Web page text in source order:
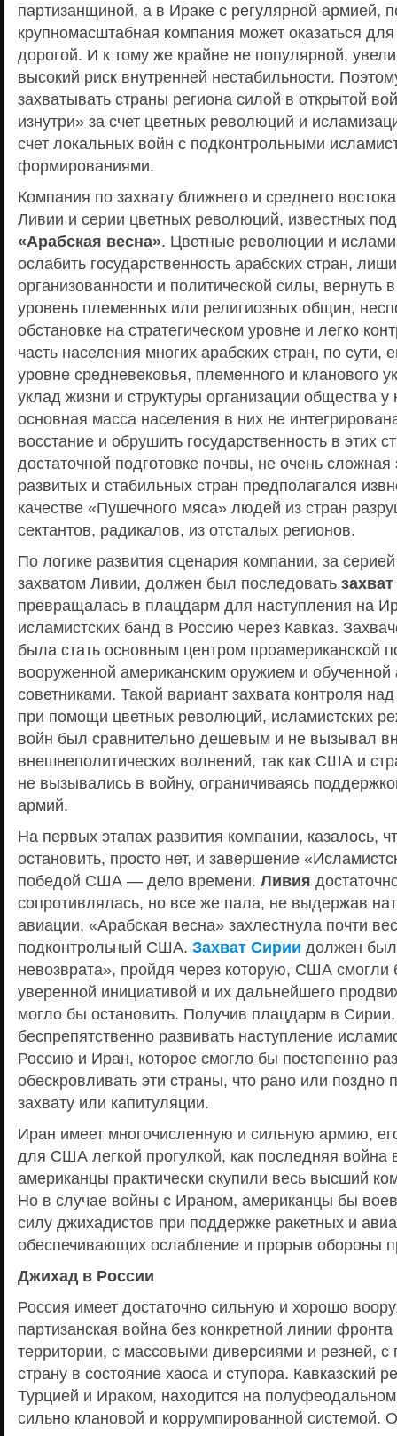
партизанщиной, а в Ираке с регулярной армией,
крупномасштабная компания может оказаться
дорогой. И к тому же крайне не популярной,
высокий риск внутренней нестабильности.
захватывать страны региона силой в открытой
изнутри» за счет цветных революций и
счет локальных войн с подконтрольными
формированиями.
Компания по захвату ближнего и среднего
Ливии и серии цветных революций, известных
«Арабская весна». Цветные революции и
ослабить государственность арабских стран,
организованности и политической силы, вернуть
уровень племенных или религиозных общин,
обстановке на стратегическом уровне и легко
часть населения многих арабских стран, по сути,
уровне средневековья, племенного и кланового
уклад жизни и структуры организации общества
основная масса населения в них не
восстание и обрушить государственность в этих
достаточной подготовке почвы, не очень
развитых и стабильных стран предполагался
качестве «Пушечного мяса» людей из стран
сектантов, радикалов, из отсталых регионов.
По логике развития сценария компании, за
захватом Ливии, должен был последовать
превращалась в плацдарм для наступления на
исламистских банд в Россию через Кавказ.
была стать основным центром проамериканской
вооруженной американским оружием и обученной
советниками. Такой вариант захвата контроля
при помощи цветных революций, исламистских
войн был сравнительно дешевым и не вызывал
внешнеполитических волнений, так как США и
не вызывались в войну, ограничиваясь
армий.
На первых этапах развития компании, казалось,
остановить, просто нет, и завершение
победой США — дело времени. Ливия
сопротивлялась, но все же пала, не выдержав
авиации, «Арабская весна» захлестнула почти
подконтрольный США. Захват Сирии должен был
невозврата», пройдя через которую, США смогли
уверенной инициативой и их дальнейшего
могло бы остановить. Получив плацдарм в
беспрепятственно развивать наступление
Россию и Иран, которое смогло бы постепенно
обескровливать эти страны, что рано или поздно
захвату или капитуляции.
Иран имеет многочисленную и сильную армию,
для США легкой прогулкой, как последняя война
американцы практически скупили весь высший
Но в случае войны с Ираном, американцы бы
силу джихадистов при поддержке ракетных и
обеспечивающих ослабление и прорыв обороны
Джихад в России
Россия имеет достаточно сильную и хорошо
партизанская война без конкретной линии
территории, с массовыми диверсиями и резней,
страну в состояние хаоса и ступора. Кавказский
Турцией и Ираком, находится на
сильно клановой и коррумпированной системой.